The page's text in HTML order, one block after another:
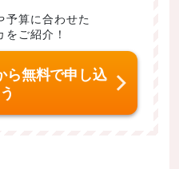
予算に合わせた
ご紹介！
ら無料で申し込